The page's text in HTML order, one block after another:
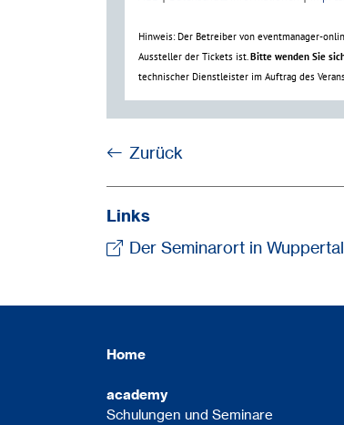
Zurück
Links
Der Seminarort in Wuppertal
Home
academy
Schulungen und Seminare